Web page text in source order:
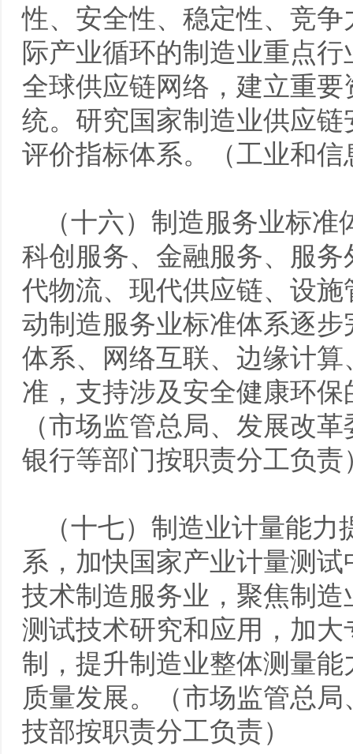
性、安全性、稳定性、竞
际产业循环的制造业重点
全球供应链网络，建立重
统。研究国家制造业供应
评价指标体系。（工业和
（十六）制造服务业标
科创服务、金融服务、服
代物流、现代供应链、设
动制造服务业标准体系逐
体系、网络互联、边缘计
准，支持涉及安全健康环
（市场监管总局、发展改
银行等部门按职责分工负责
（十七）制造业计量能
系，加快国家产业计量测
技术制造服务业，聚焦制造
测试技术研究和应用，加
制，提升制造业整体测量
质量发展。（市场监管总
技部按职责分工负责）